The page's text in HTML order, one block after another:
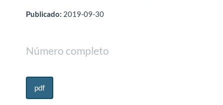
Publicado: 2019-09-30
Número completo
pdf